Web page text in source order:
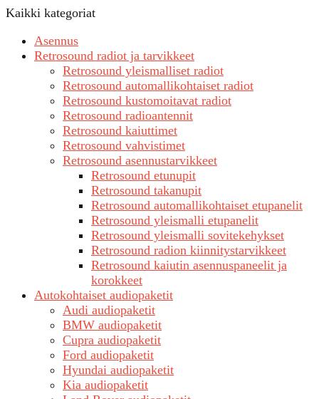
Kaikki kategoriat
Asennus
Retrosound radiot ja tarvikkeet
Retrosound yleismalliset radiot
Retrosound automallikohtaiset radiot
Retrosound kustomoitavat radiot
Retrosound radioantennit
Retrosound kaiuttimet
Retrosound vahvistimet
Retrosound asennustarvikkeet
Retrosound etunupit
Retrosound takanupit
Retrosound automallikohtaiset etupanelit
Retrosound yleismalli etupanelit
Retrosound yleismalli sovitekehykset
Retrosound radion kiinnitystarvikkeet
Retrosound kaiutin asennuspaneelit ja
korokkeet
Autokohtaiset audiopaketit
Audi audiopaketit
BMW audiopaketit
Cupra audiopaketit
Ford audiopaketit
Hyundai audiopaketit
Kia audiopaketit